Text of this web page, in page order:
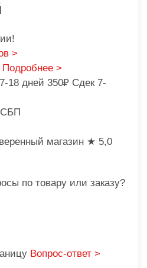
>
Подробнее >
18 дней 350₽ Сдек 7-
СБП
магазин ★ 5,0
по товару или заказу?
Вопрос-ответ >